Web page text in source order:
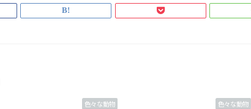
色々な動物 色々な動物